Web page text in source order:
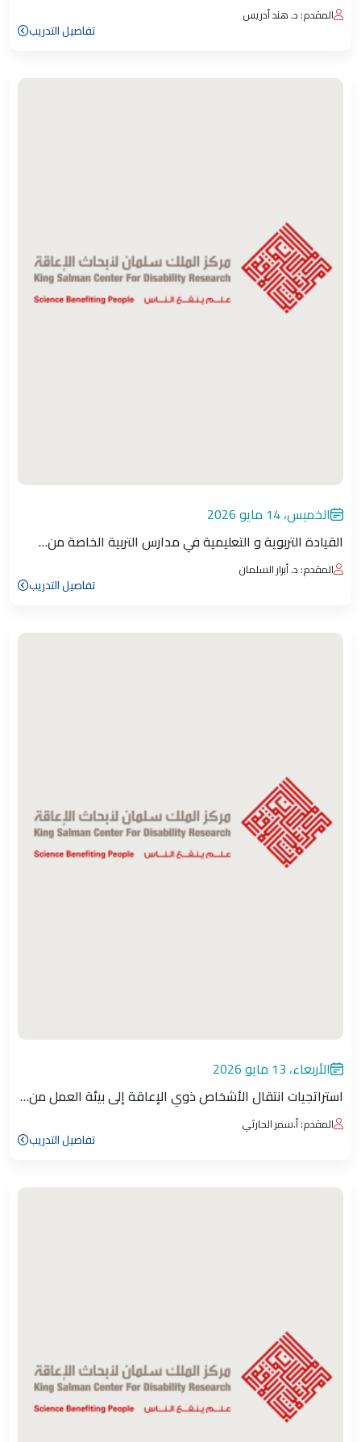
المقدم: د. هند أدريس
تفاصيل التدريب
الخميس، 14 مايو 2026
القيادة التربوية و التعليمية في مدارس التربية الخاصة من…
المقدم: د. أبرار السلمان
تفاصيل التدريب
الأربعاء، 13 مايو 2026
استراتجيات انتقال الأشخاص ذوي الإعاقة إلى بيئة العمل من…
المقدم: أ.سمر الحارثي
تفاصيل التدريب